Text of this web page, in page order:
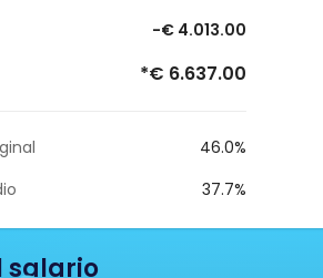
-€ 4.013.00
*€ 6.637.00
46.0%
37.7%
salario